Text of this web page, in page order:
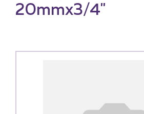
20mmx3/4"